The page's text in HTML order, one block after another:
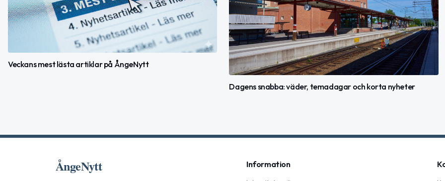
Veckans mest lästa artiklar på ÅngeNytt
Dagens snabba: väder, temadagar och korta nyheter
ÅngeNytt Information